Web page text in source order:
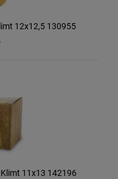
12x12,5 130955
11x13 142196